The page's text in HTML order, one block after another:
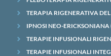
TERAPIA RIGENERATIVA
IPNOSI NEO-
TERAPIE INFUSIONALI
TERAPIE INFUSIONALI